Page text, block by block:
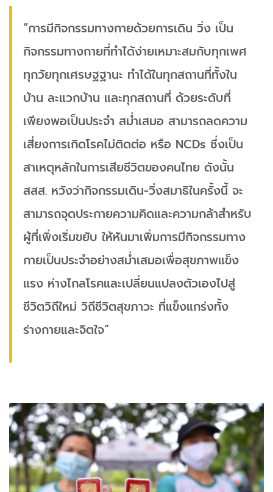
“การมีกิจกรรมทางกายด้วยการเดิน วิ่ง เป็น
กิจกรรมทางกายที่ทำได้ง่ายเหมาะสมกับทุกเพศ
ทุกวัยทุกเศรษฐฐานะ ทำได้ในทุกสถานที่ทั้งใน
บ้าน ละแวกบ้าน และทุกสถานที่ ด้วยระดับที่
เพียงพอเป็นประจำ สม่ำเสมอ สามารถลดความ
เสี่ยงการเกิดโรคไม่ติดต่อ หรือ NCDs ซึ่งเป็น
สาเหตุหลักในการเสียชีวิตของคนไทย ดังนั้น
สสส. หวังว่ากิจกรรมเดิน-วิ่งสมาธิในครั้งนี้ จะ
สามารถจุดประกายความคิดและความกล้าสำหรับ
ผู้ที่เพิ่งเริ่มขยับ ให้หันมาเพิ่มการมีกิจกรรมทาง
กายเป็นประจำอย่างสม่ำเสมอเพื่อสุขภาพแข็ง
แรง ห่างไกลโรคและเปลี่ยนแปลงตัวเองไปสู่
ชีวิตวิถีใหม่ วิถีชีวิตสุขภาวะ ที่แข็งแกร่งทั้ง
ร่างกายและจิตใจ”